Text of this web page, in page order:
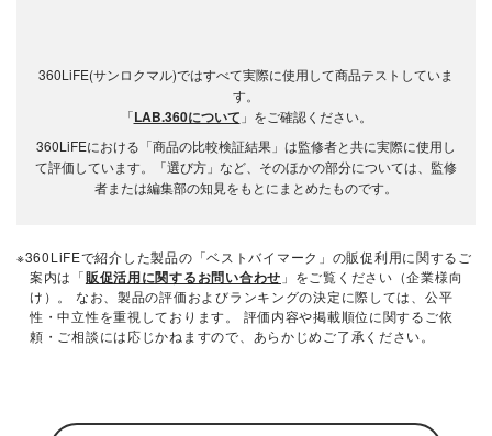
360LiFE(サンロクマル)ではすべて実際に使用して商品テストしていま
す。
「LAB.360について 」をご確認ください。
360LiFEにおける「商品の比較検証結果」は監修者と共に実際に使用し
て評価しています。「選び方」など、そのほかの部分については、監修
者または編集部の知見をもとにまとめたものです。
※360LiFEで紹介した製品の「ベストバイマーク」の販促利用に関するご
案内は「販促活用に関するお問い合わせ 」をご覧ください（企業様向
け）。 なお、製品の評価およびランキングの決定に際しては、公平
性・中立性を重視しております。 評価内容や掲載順位に関するご依
頼・ご相談には応じかねますので、あらかじめご了承ください。